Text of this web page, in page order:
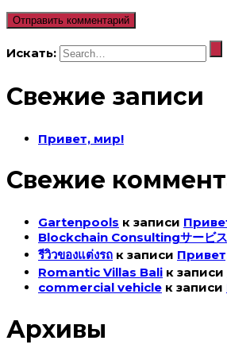
Искать:
Свежие записи
Привет, мир!
Свежие
Gartenpools к записи
Blockchain Consultingサービス
รีวิวของแต่งรถ к записи
Romantic Villas Bali к записи
commercial vehicle к записи
Архивы